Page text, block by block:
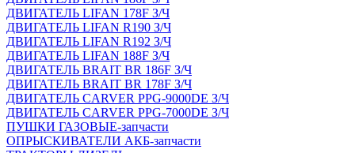
ДВИГАТЕЛЬ LIFAN 178F З/Ч
ДВИГАТЕЛЬ LIFAN R190 З/Ч
ДВИГАТЕЛЬ LIFAN R192 З/Ч
ДВИГАТЕЛЬ LIFAN 188F З/Ч
ДВИГАТЕЛЬ BRAIT BR 186F З/Ч
ДВИГАТЕЛЬ BRAIT BR 178F З/Ч
ДВИГАТЕЛЬ CARVER PPG-9000DE З/Ч
ДВИГАТЕЛЬ CARVER PPG-7000DE З/Ч
ПУШКИ ГАЗОВЫЕ-запчасти
ОПРЫСКИВАТЕЛИ АКБ-запчасти